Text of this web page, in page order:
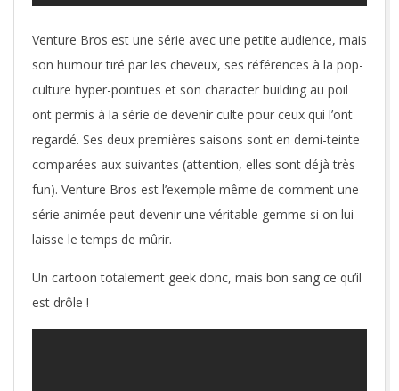
Venture Bros est une série avec une petite audience, mais
son humour tiré par les cheveux, ses références à la pop-
culture hyper-pointues et son character building au poil
ont permis à la série de devenir culte pour ceux qui l’ont
regardé. Ses deux premières saisons sont en demi-teinte
comparées aux suivantes (attention, elles sont déjà très
fun). Venture Bros est l’exemple même de comment une
série animée peut devenir une véritable gemme si on lui
laisse le temps de mûrir.
Un cartoon totalement geek donc, mais bon sang ce qu’il
est drôle !